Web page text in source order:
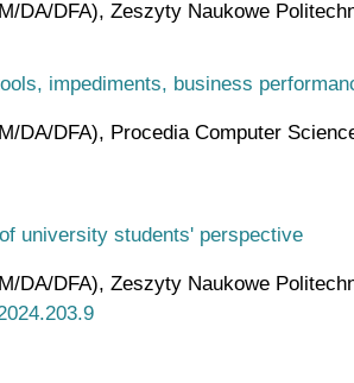
DA/DFA), Zeszyty Naukowe
impediments, business
DA/DFA), Procedia Computer
university students' perspective
DA/DFA), Zeszyty Naukowe